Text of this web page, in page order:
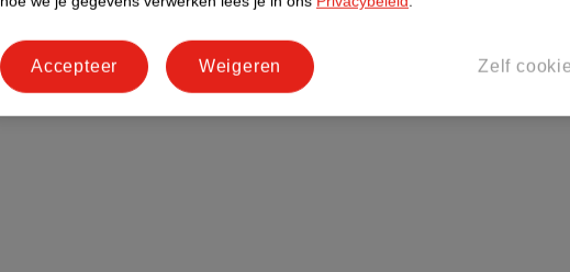
Zelf
Weigeren
Accepteer